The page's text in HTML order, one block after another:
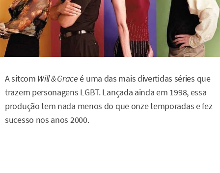
A sitcom Will & Graceé uma das mais divertidas séries que
trazem personagens LGBT. Lançada ainda em 1998, essa
produção tem nada menos do que onze temporadas e fez
sucesso nos anos 2000.